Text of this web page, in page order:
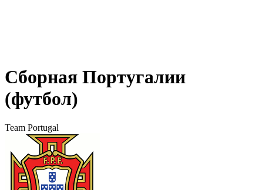
Сборная Португалии
(футбол)
Team Portugal